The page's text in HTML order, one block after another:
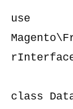
use
class